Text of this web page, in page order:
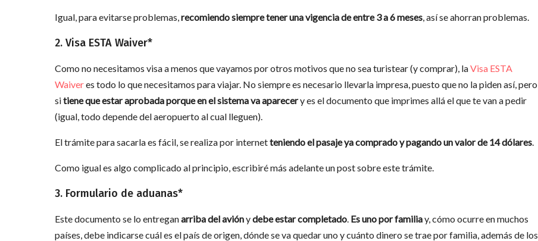
Igual, para evitarse problemas, recomiendo siempre tener una vigencia de entre 3 a 6 meses , así se ahorran problemas.
2. Visa ESTA Waiver*
Como no necesitamos visa a menos que vayamos por otros motivos que no sea turistear (y comprar), laVisa ESTA
Waiveres todo lo que necesitamos para viajar. No siempre es necesario llevarla impresa, puesto que no la piden así, pero
sitiene que estar aprobada porque en el sistema va aparecery es el documento que imprimes allá el que te van a pedir
(igual, todo depende del aeropuerto al cual lleguen).
El trámite para sacarla es fácil, se realiza por internetteniendo el pasaje ya comprado y pagando un valor de 14 dólares
Como igual es algo complicado al principio, escribiré más adelante un post sobre este trámite.
3. Formulario de aduanas*
Este documento se lo entreganarriba del aviónydebe estar completado Es uno por familiay, cómo ocurre en muchos
países, debe indicarse cuál es el país de origen, dónde se va quedar uno y cuánto dinero se trae por familia, además de los